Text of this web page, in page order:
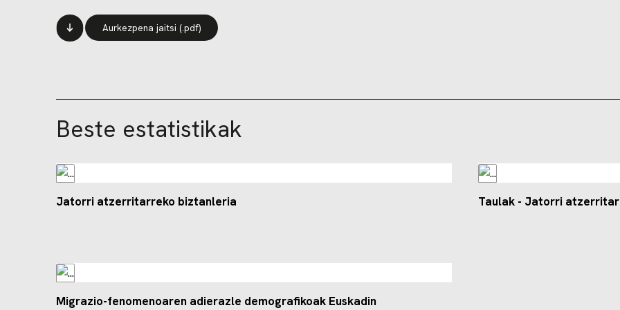
Aurkezpena jaitsi (.pdf)
Beste estatistikak
Jatorri atzerritarreko biztanleria Taulak - Jatorri
Migrazio-fenomenoaren adierazle demografikoak Euskadin